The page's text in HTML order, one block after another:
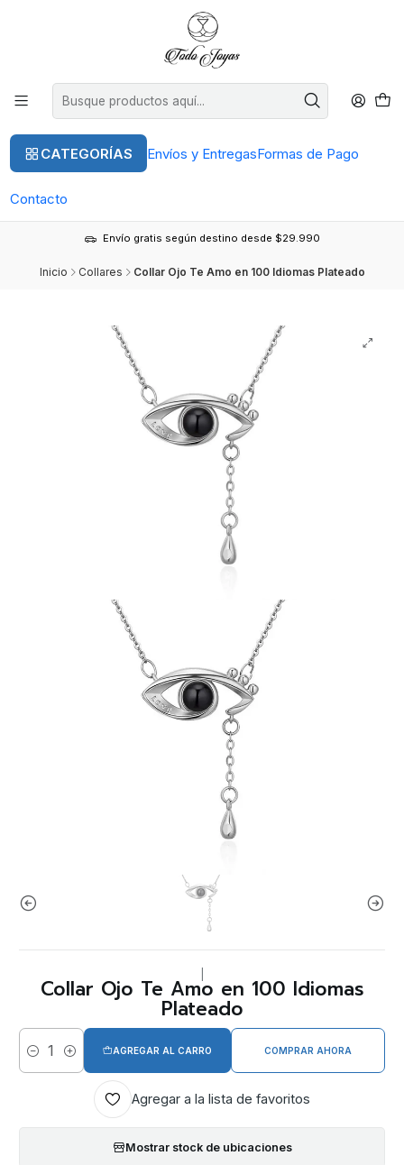
CATEGORÍAS Envíos y EntregasFormas de Pago
Contacto
Envío gratis según destino desde $29.990
Inicio Collares Collar Ojo Te Amo en 100 Idiomas Plateado
Collar Ojo Te Amo en 100 Idiomas
Plateado
Cantidad
AGREGAR AL CARRO COMPRAR AHORA
Agregar a la lista de favoritos
Mostrar stock de ubicaciones